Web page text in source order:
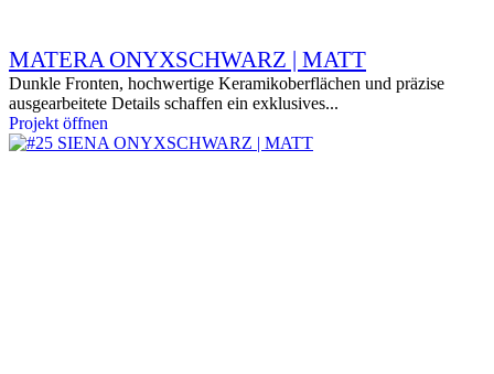
MATERA ONYXSCHWARZ | MATT
Dunkle Fronten, hochwertige Keramikoberflächen und präzise
ausgearbeitete Details schaffen ein exklusives...
Projekt öffnen